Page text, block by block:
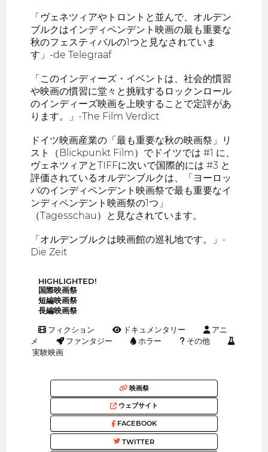
「ヴェネツィアやトロントと並んで、オルデン
ブルクはインディペンデント映画の最も重要な
秋のフェスティバルの1つと見なされていま
す」-de Telegraaf
「このインディーズ・イベントは、社会的慣習
や映画の慣習に堂々と挑戦するロックンロール
のインディーズ映画を上映することで定評があ
ります。」-The Film Verdict
ドイツ映画産業の「最も重要な秋の映画祭」リ
スト（Blickpunkt Film）でドイツでは #1 に、
ヴェネツィアとTIFFに次いで国際的には #3 と
評価されているオルデンブルクは、「ヨーロッ
パのインディペンデント映画祭で最も重要なイ
ンディペンデント映画祭の1つ」
（Tagesschau）と見なされています。
「オルデンブルクは映画館の巡礼地です。」-
Die Zeit
HIGHLIGHTED!
国際映画祭
短編映画祭
長編映画祭
フィクション ドキュメンタリー
アニ
メ
ファンタジー ホラー
その他
実験映画
映画祭
ウェブサイト
FACEBOOK
TWITTER